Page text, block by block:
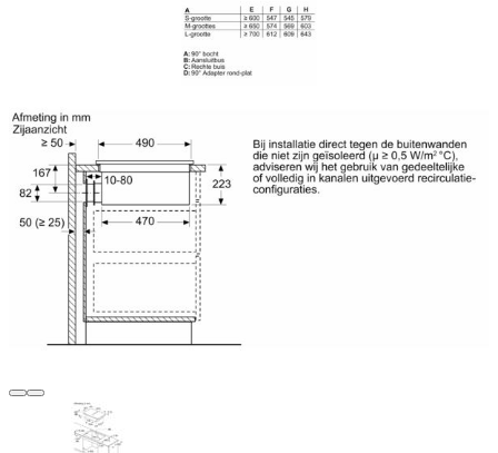
TerugVerder